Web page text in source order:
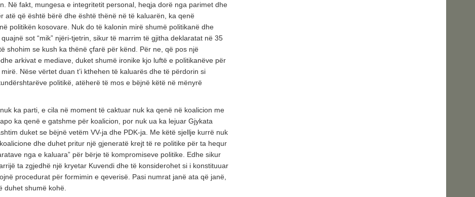
Në fakt, mungesa e integritetit personal, heqja dorë nga parimet dhe
atë që është bërë dhe është thënë në të kaluarën, ka qenë
politikën kosovare. Nuk do të kalonin mirë shumë politikanë dhe
sot “mik” njëri-tjetrin, sikur të marrim të gjitha deklaratat në 35
shohim se kush ka thënë çfarë për kënd. Për ne, që pos një
arkivat e mediave, duket shumë ironike kjo luftë e politikanëve për
Nëse vërtet duan t’i kthehen të kaluarës dhe të përdorin si
politikë, atëherë të mos e bëjnë këtë në mënyrë
ka parti, e cila në moment të caktuar nuk ka qenë në koalicion me
ka qenë e gatshme për koalicion, por nuk ua ka lejuar Gjykata
duket se bëjnë vetëm VV-ja dhe PDK-ja. Me këtë sjellje kurrë nuk
dhe duhet pritur një gjeneratë krejt të re politike për ta hequr
nga e kaluara” për bërje të kompromiseve politike. Edhe sikur
ta zgjedhë një kryetar Kuvendi dhe të konsiderohet si i konstituuar
procedurat për formimin e qeverisë. Pasi numrat janë ata që janë,
duhet shumë kohë.